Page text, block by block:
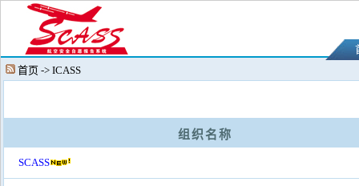
首页 -> ICASS
组织名称
SCASS